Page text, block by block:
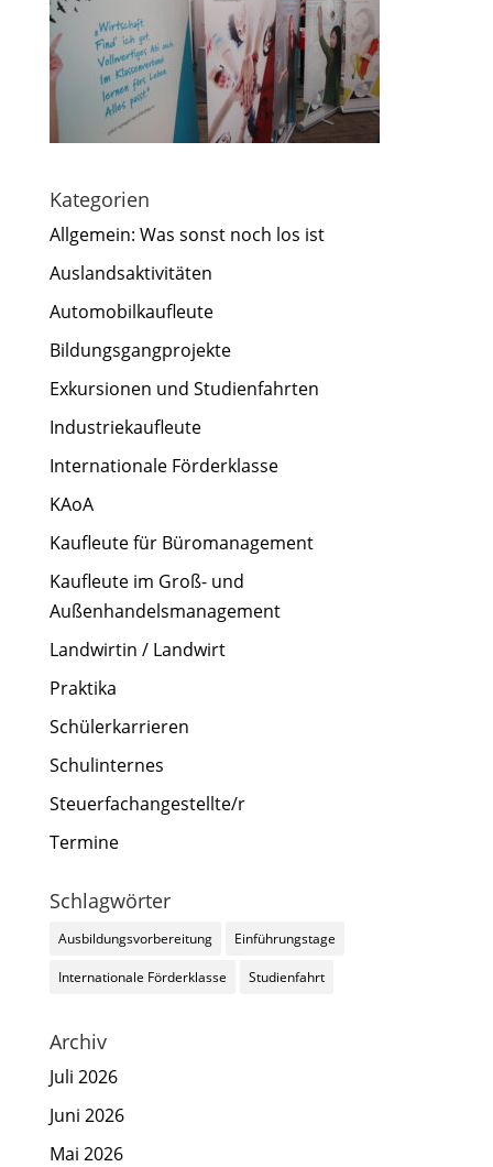
Kategorien
Allgemein: Was sonst noch los ist
Auslandsaktivitäten
Automobilkaufleute
Bildungsgangprojekte
Exkursionen und Studienfahrten
Industriekaufleute
Internationale Förderklasse
KAoA
Kaufleute für Büromanagement
Kaufleute im Groß- und
Außenhandelsmanagement
Landwirtin / Landwirt
Praktika
Schülerkarrieren
Schulinternes
Steuerfachangestellte/r
Termine
Schlagwörter
Ausbildungsvorbereitung Einführungstage
Internationale Förderklasse Studienfahrt
Archiv
Juli 2026
Juni 2026
Mai 2026